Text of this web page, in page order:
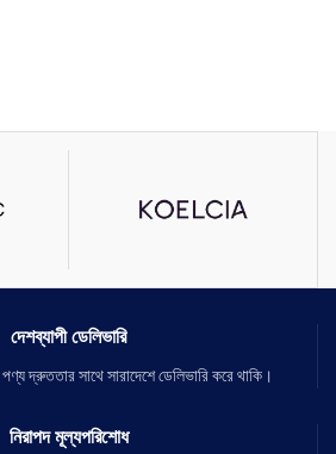
দেশব্যাপী ডেলিভারি
দ্রুততার সাথে সারাদেশে ডেলিভারি করে থাকি।
নিরাপদ মূল্যপরিশোধ